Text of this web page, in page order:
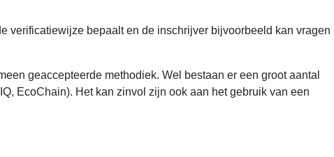
verificatiewijze bepaalt en de inschrijver bijvoorbeeld kan vragen
geaccepteerde methodiek. Wel bestaan er een groot aantal
EcoChain). Het kan zinvol zijn ook aan het gebruik van een